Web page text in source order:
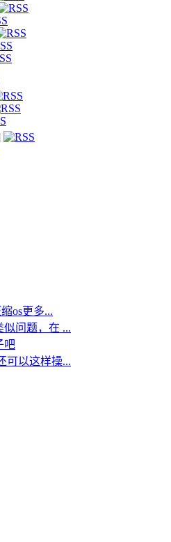
os更多...
问题，在 ...
吧
可以这样操...